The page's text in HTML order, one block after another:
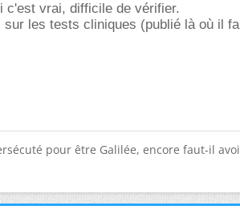
c'est vrai, difficile de vérifier.
sur les tests cliniques (publié là où il
pour être Galilée, encore faut-il